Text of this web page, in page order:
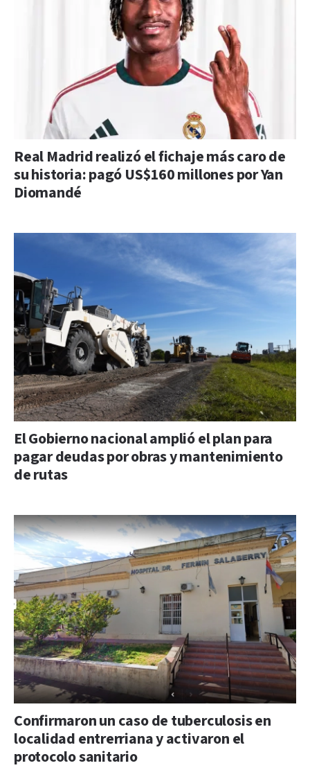
Real Madrid realizó el fichaje más caro de
su historia: pagó US$160 millones por Yan
Diomandé
El Gobierno nacional amplió el plan para
pagar deudas por obras y mantenimiento
de rutas
Confirmaron un caso de tuberculosis en
localidad entrerriana y activaron el
protocolo sanitario